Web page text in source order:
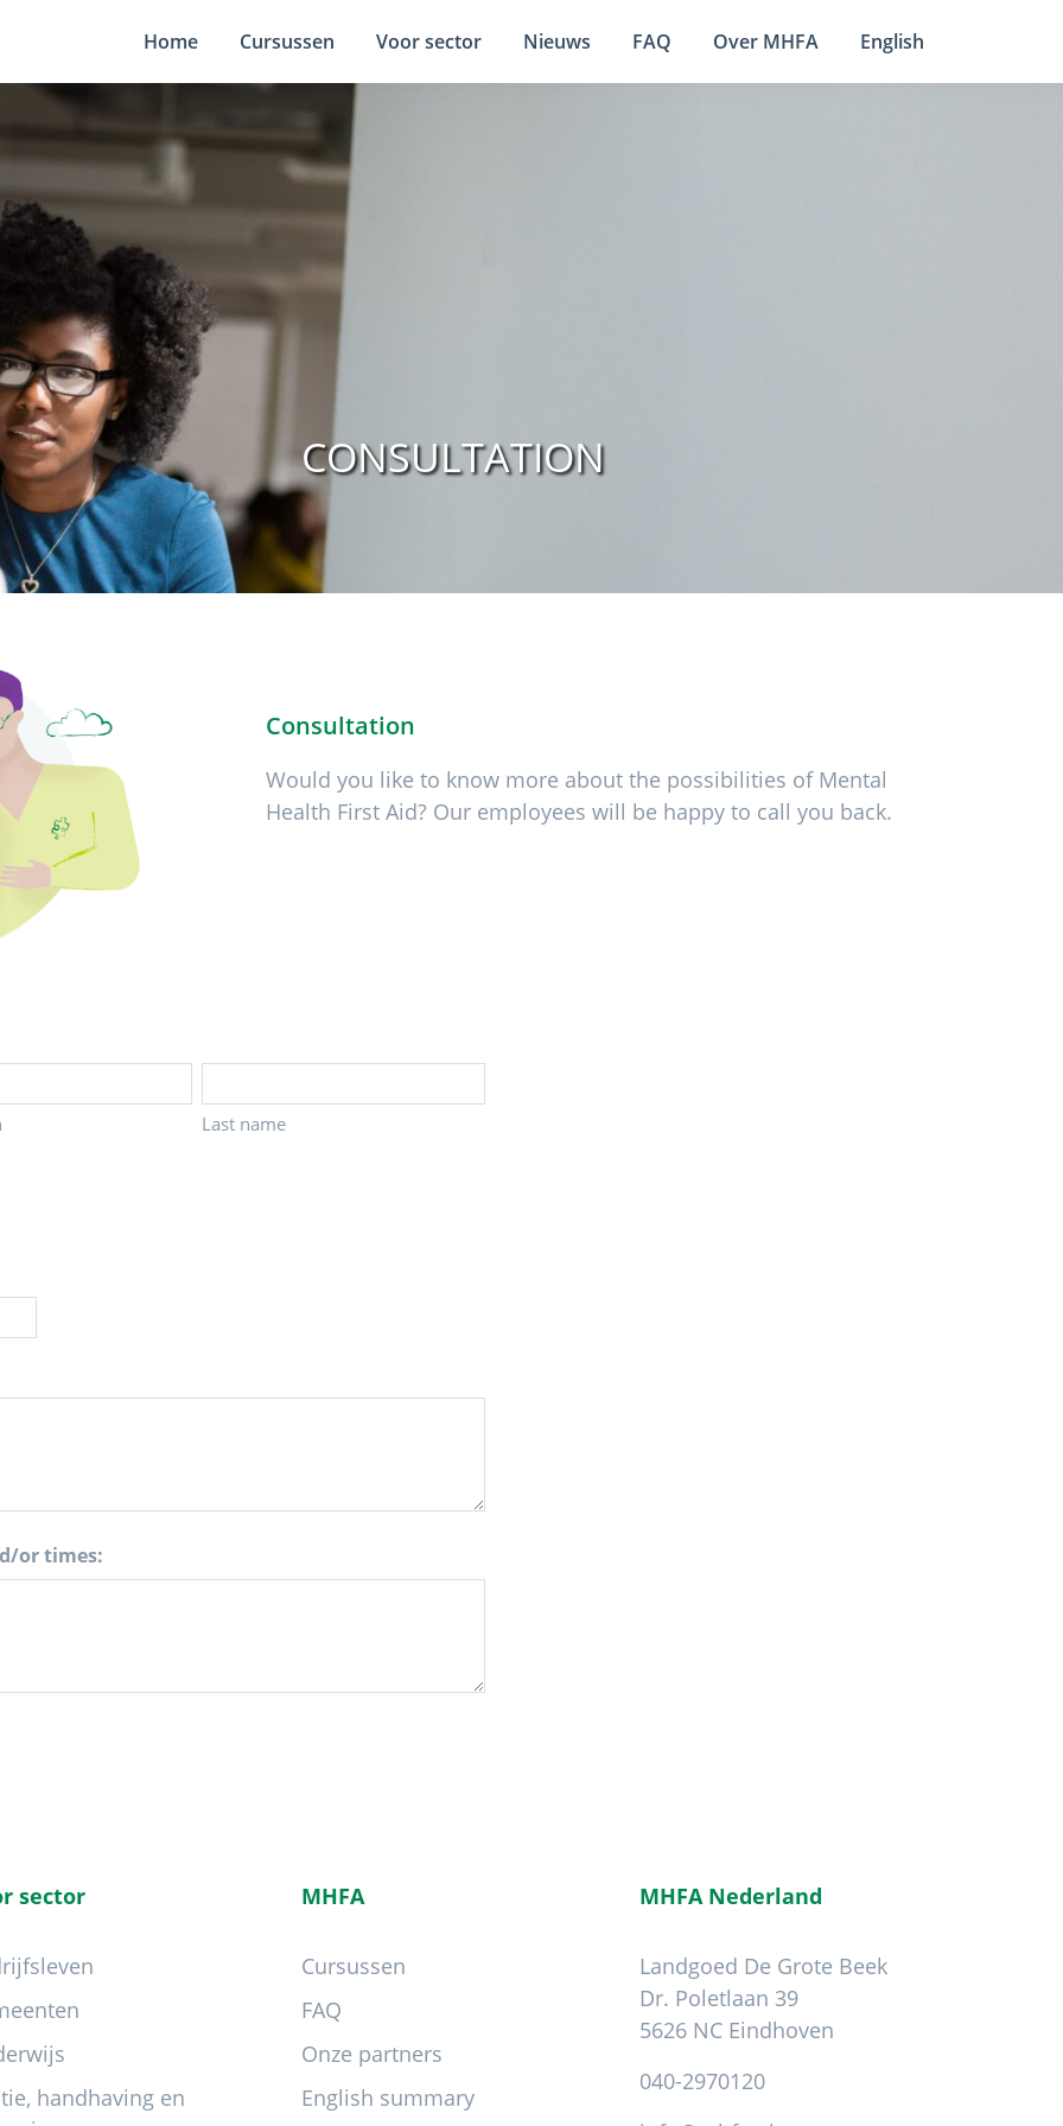
Home Cursussen Voor sector Nieuws FAQ Over MHFA English
CONSULTATION
Consultation
Would you like to know more about the possibilities of Mental
Health First Aid? Our employees will be happy to call you back.
Last name
or times:
sector
handhaving en
MHFA
Cursussen
FAQ
Onze partners
English summary
MHFA Nederland
Landgoed De Grote Beek
Dr. Poletlaan 39
5626 NC Eindhoven
040-2970120